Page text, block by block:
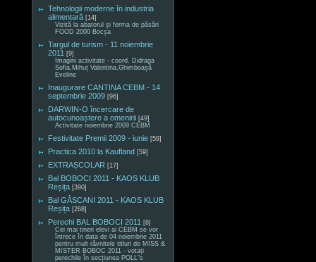
Tehnologii moderne în industria
alimentară [14]
Vizită la abatorul și ferma de păsări
FOOD 2000 Bocșa
Targul de turism - 11 noiembrie
2011 [9]
Imagini activitate - coord. Didraga
Sofia,Mihuț Valentina,Ghimboașă
Eveline
Inaugurare CANTINA CEBM - 14
septembrie 2009 [96]
DARWIN-O încercare de
autocunoaștere a omenirii [49]
Activitate noiembrie 2009 CEBM
Festivitate Premii 2009 - iunie [59]
Practica 2010 la Kaufland [59]
EXTRAȘCOLAR [17]
Bal BOBOCI 2011 - KAOS KLUB
Reșița [390]
Bal GÂSCANI 2011 - KAOS KLUB
Reșița [268]
Perechi BAL BOBOCI 2011 [8]
Cei mai tineri elevi ai CEBM se vor
întrece în data de 04 noiembrie 2011
pentru mult râvnitele titluri de MISS &
MISTER BOBOC 2011 - votați
perechile în secțiunea POLL"s